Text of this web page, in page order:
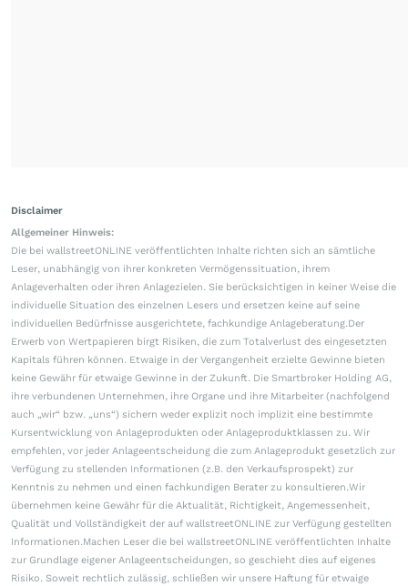
Disclaimer
Allgemeiner Hinweis:
Die bei wallstreetONLINE veröffentlichten Inhalte richten sich an sämtliche
Leser, unabhängig von ihrer konkreten Vermögenssituation, ihrem
Anlageverhalten oder ihren Anlagezielen. Sie berücksichtigen in keiner Weise die
individuelle Situation des einzelnen Lesers und ersetzen keine auf seine
individuellen Bedürfnisse ausgerichtete, fachkundige Anlageberatung.Der
Erwerb von Wertpapieren birgt Risiken, die zum Totalverlust des eingesetzten
Kapitals führen können. Etwaige in der Vergangenheit erzielte Gewinne bieten
keine Gewähr für etwaige Gewinne in der Zukunft. Die Smartbroker Holding AG,
ihre verbundenen Unternehmen, ihre Organe und ihre Mitarbeiter (nachfolgend
auch „wir“ bzw. „uns“) sichern weder explizit noch implizit eine bestimmte
Kursentwicklung von Anlageprodukten oder Anlageproduktklassen zu. Wir
empfehlen, vor jeder Anlageentscheidung die zum Anlageprodukt gesetzlich zur
Verfügung zu stellenden Informationen (z.B. den Verkaufsprospekt) zur
Kenntnis zu nehmen und einen fachkundigen Berater zu konsultieren.Wir
übernehmen keine Gewähr für die Aktualität, Richtigkeit, Angemessenheit,
Qualität und Vollständigkeit der auf wallstreetONLINE zur Verfügung gestellten
Informationen.Machen Leser die bei wallstreetONLINE veröffentlichten Inhalte
zur Grundlage eigener Anlageentscheidungen, so geschieht dies auf eigenes
Risiko. Soweit rechtlich zulässig, schließen wir unsere Haftung für etwaige